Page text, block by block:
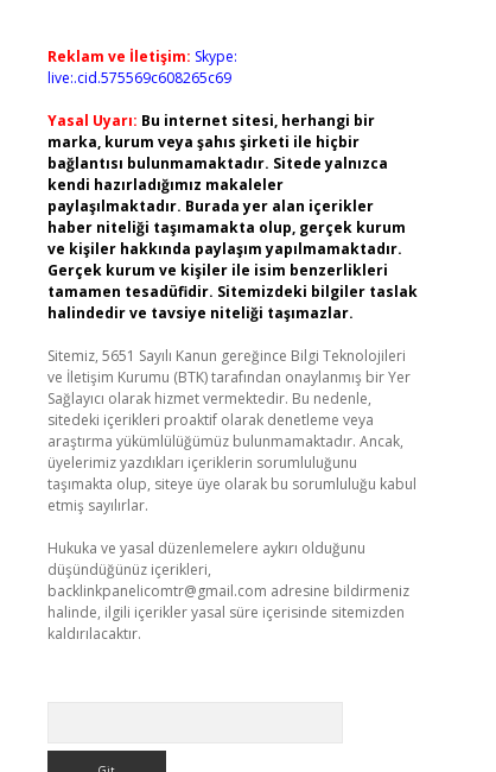
Reklam ve İletişim: Skype:
live:.cid.575569c608265c69
Yasal Uyarı: Bu internet sitesi, herhangi bir
marka, kurum veya şahıs şirketi ile hiçbir
bağlantısı bulunmamaktadır. Sitede yalnızca
kendi hazırladığımız makaleler
paylaşılmaktadır. Burada yer alan içerikler
haber niteliği taşımamakta olup, gerçek kurum
ve kişiler hakkında paylaşım yapılmamaktadır.
Gerçek kurum ve kişiler ile isim benzerlikleri
tamamen tesadüfidir. Sitemizdeki bilgiler taslak
halindedir ve tavsiye niteliği taşımazlar.
Sitemiz, 5651 Sayılı Kanun gereğince Bilgi Teknolojileri
ve İletişim Kurumu (BTK) tarafından onaylanmış bir Yer
Sağlayıcı olarak hizmet vermektedir. Bu nedenle,
sitedeki içerikleri proaktif olarak denetleme veya
araştırma yükümlülüğümüz bulunmamaktadır. Ancak,
üyelerimiz yazdıkları içeriklerin sorumluluğunu
taşımakta olup, siteye üye olarak bu sorumluluğu kabul
etmiş sayılırlar.
Hukuka ve yasal düzenlemelere aykırı olduğunu
düşündüğünüz içerikleri,
backlinkpanelicomtr@gmail.com adresine bildirmeniz
halinde, ilgili içerikler yasal süre içerisinde sitemizden
kaldırılacaktır.